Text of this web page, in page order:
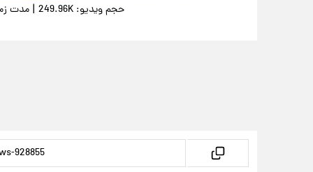
حجم ویدیو: 249.96K |مدت زمان